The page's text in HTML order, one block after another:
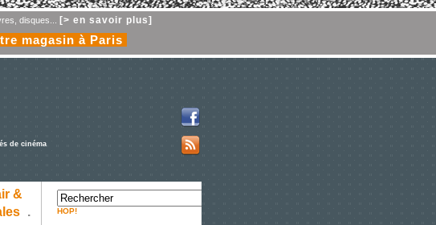
disques... [> en savoir plus]
magasin à Paris
de cinéma
&
.
HOP!